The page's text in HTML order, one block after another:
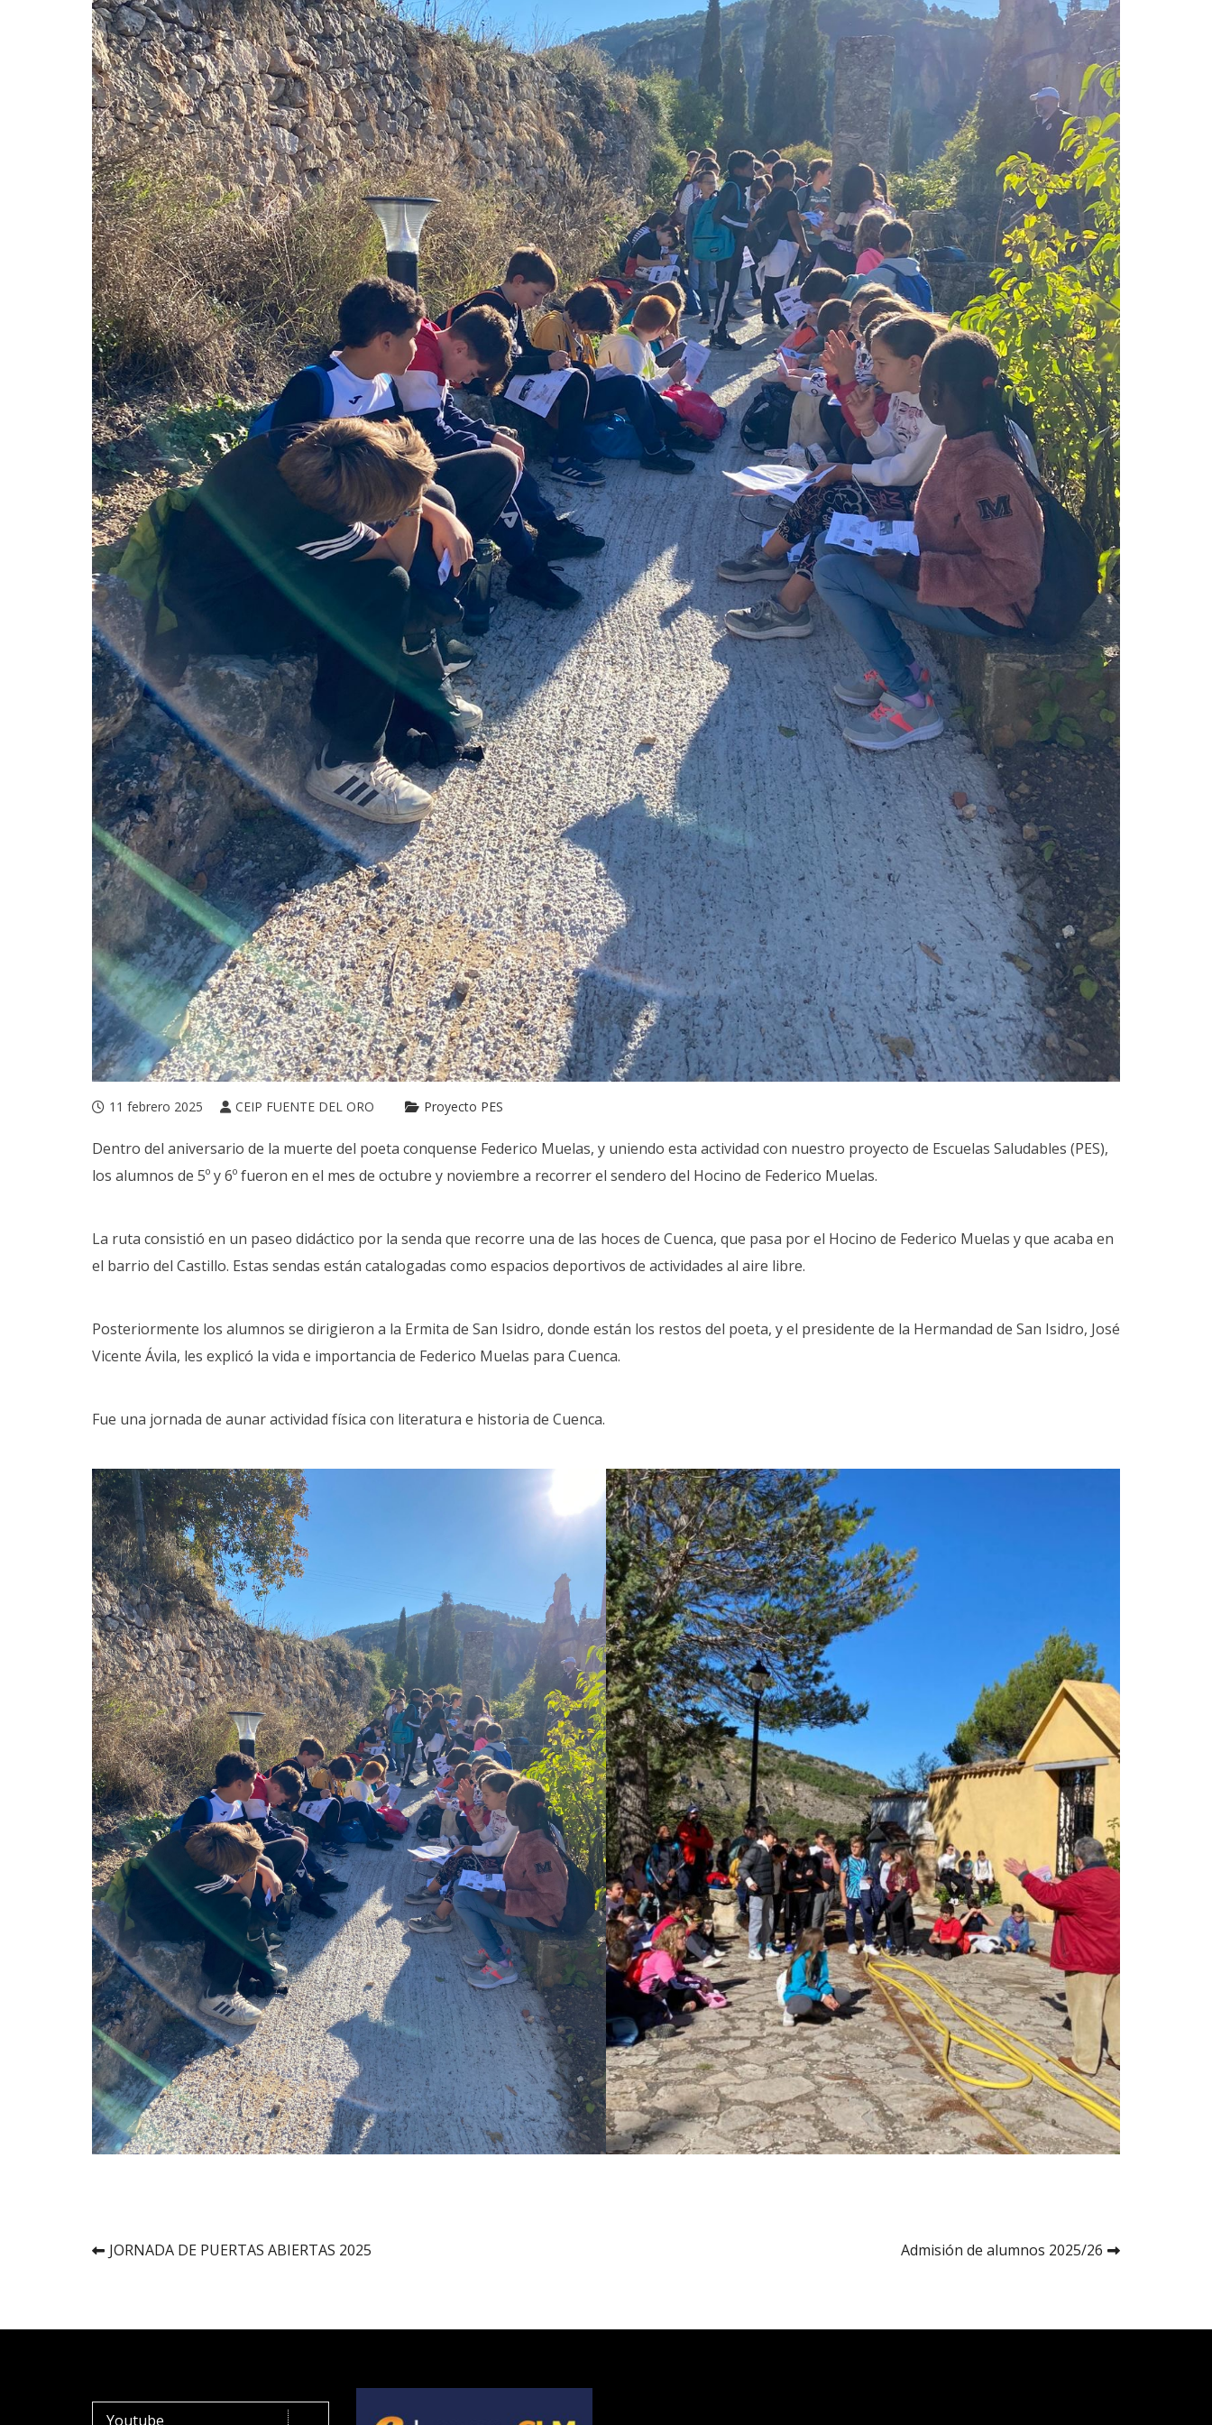
11 febrero 2025 CEIP FUENTE DEL ORO Proyecto PES
Dentro del aniversario de la muerte del poeta conquense Federico Muelas, y uniendo esta actividad con nuestro proyecto de Escuelas Saludables (PES),
los alumnos de 5º y 6º fueron en el mes de octubre y noviembre a recorrer el sendero del Hocino de Federico Muelas.
La ruta consistió en un paseo didáctico por la senda que recorre una de las hoces de Cuenca, que pasa por el Hocino de Federico Muelas y que acaba en
el barrio del Castillo. Estas sendas están catalogadas como espacios deportivos de actividades al aire libre.
Posteriormente los alumnos se dirigieron a la Ermita de San Isidro, donde están los restos del poeta, y el presidente de la Hermandad de San Isidro, José
Vicente Ávila, les explicó la vida e importancia de Federico Muelas para Cuenca.
Fue una jornada de aunar actividad física con literatura e historia de Cuenca.
Navegación
JORNADA DE PUERTAS ABIERTAS 2025 Admisión de alumnos 2025/26
Youtube